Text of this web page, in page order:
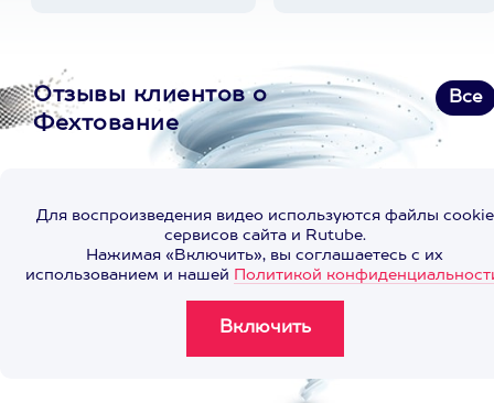
Отзывы клиентов о
Фехтование
Все
Для воспроизведения видео используются файлы cookie
сервисов сайта и Rutube.
Нажимая «Включить», вы соглашаетесь с их
использованием и нашей Политикой